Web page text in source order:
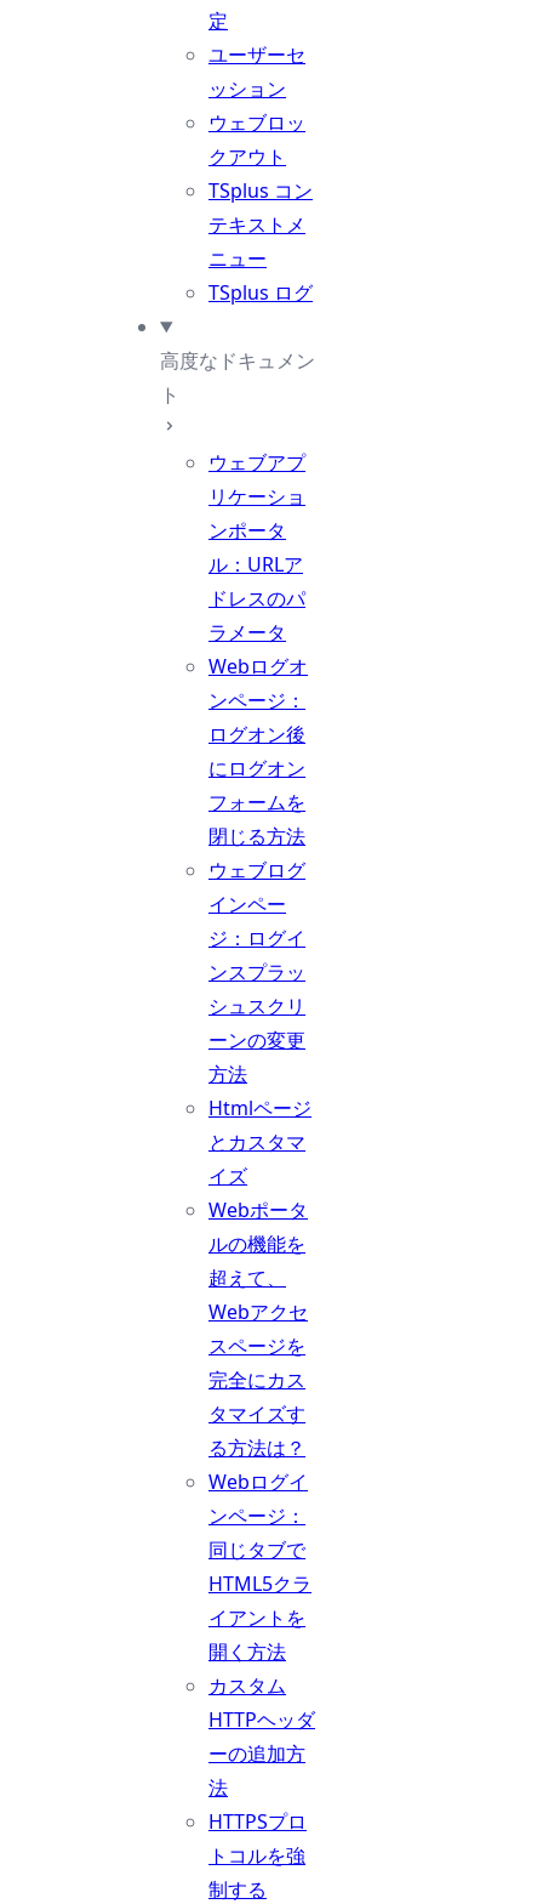
定
ユーザーセ
ッション
ウェブロッ
クアウト
TSplus コン
テキストメ
ニュー
TSplus ログ
高度なドキュメン
ト
ウェブアプ
リケーショ
ンポータ
ル：URLア
ドレスのパ
ラメータ
Webログオ
ンページ：
ログオン後
にログオン
フォームを
閉じる方法
ウェブログ
インペー
ジ：ログイ
ンスプラッ
シュスクリ
ーンの変更
方法
Htmlページ
とカスタマ
イズ
Webポータ
ルの機能を
超えて、
Webアクセ
スページを
完全にカス
タマイズす
る方法は？
Webログイ
ンページ：
同じタブで
HTML5クラ
イアントを
開く方法
カスタム
HTTPヘッダ
ーの追加方
法
HTTPSプロ
トコルを強
制する